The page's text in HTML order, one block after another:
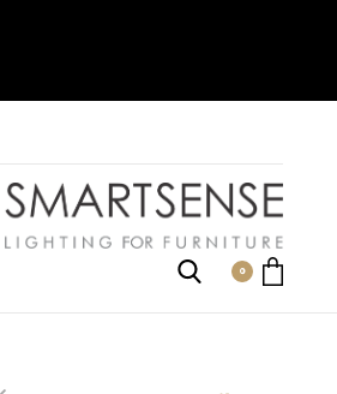
0